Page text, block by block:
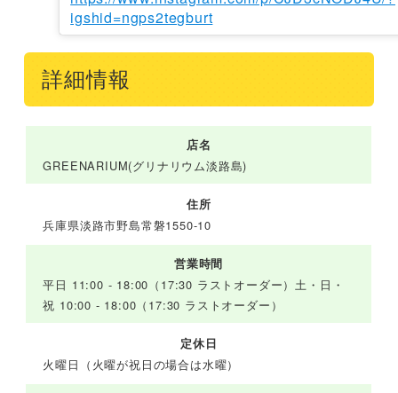
igshid=ngps2tegburt
詳細情報
店名
GREENARIUM(グリナリウム淡路島)
住所
兵庫県淡路市野島常磐1550-10
営業時間
​平日 11:00 - 18:00（17:30 ラストオーダー） ​土・日・
祝 10:00 - 18:00（17:30 ラストオーダー）
定休日
火曜日（火曜が祝日の場合は水曜）